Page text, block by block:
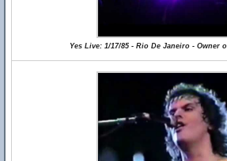
Yes Live: 1/17/85 - Rio De Janeiro - Owner